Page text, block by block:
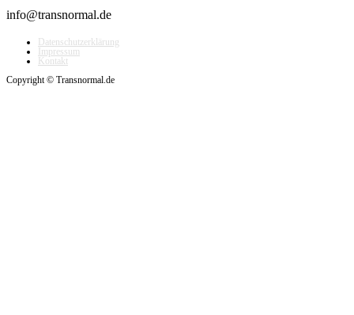
info@transnormal.de
Datenschutzerklärung
Impressum
Kontakt
Copyright © Transnormal.de